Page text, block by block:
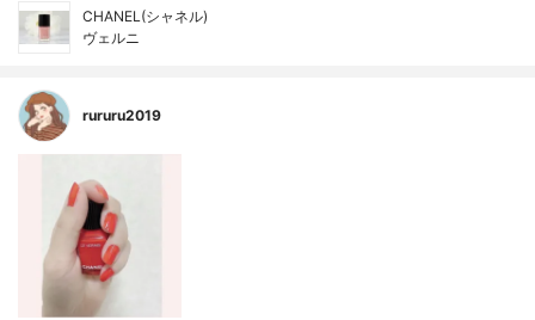
CHANEL(シャネル)
ヴェルニ
rururu2019